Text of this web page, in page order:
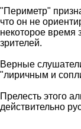
"Периметр"
что он не
некоторое время
зрителей.
Верные
"лиричным и
Прелесть этого
действительно